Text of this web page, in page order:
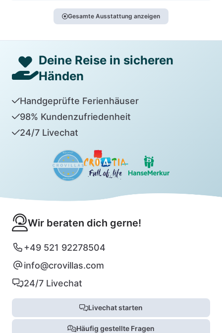
Gesamte Ausstattung anzeigen
Deine Reise in sicheren
Händen
Handgeprüfte Ferienhäuser
98% Kundenzufriedenheit
24/7 Livechat
Wir beraten dich gerne!
+49 521 92278504
info@crovillas.com
24/7 Livechat
Livechat starten
Häufig gestellte Fragen